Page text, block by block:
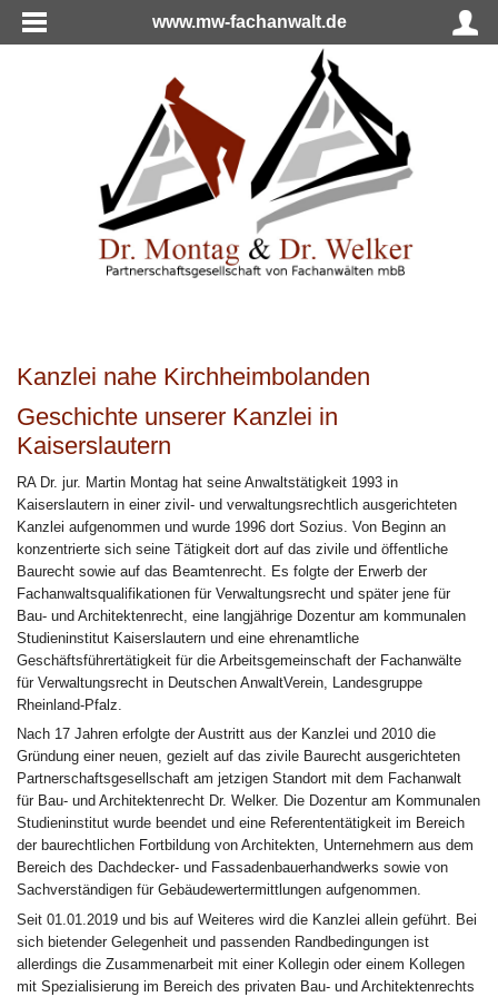
www.mw-fachanwalt.de
Kanzlei nahe Kirchheimbolanden
Geschichte unserer Kanzlei in
Kaiserslautern
RA Dr. jur. Martin Montag hat seine Anwaltstätigkeit 1993 in
Kaiserslautern in einer zivil- und verwaltungsrechtlich ausgerichteten
Kanzlei aufgenommen und wurde 1996 dort Sozius. Von Beginn an
konzentrierte sich seine Tätigkeit dort auf das zivile und öffentliche
Baurecht sowie auf das Beamtenrecht. Es folgte der Erwerb der
Fachanwaltsqualifikationen für Verwaltungsrecht und später jene für
Bau- und Architektenrecht, eine langjährige Dozentur am kommunalen
Studieninstitut Kaiserslautern und eine ehrenamtliche
Geschäftsführertätigkeit für die Arbeitsgemeinschaft der Fachanwälte
für Verwaltungsrecht in Deutschen AnwaltVerein, Landesgruppe
Rheinland-Pfalz.
Nach 17 Jahren erfolgte der Austritt aus der Kanzlei und 2010 die
Gründung einer neuen, gezielt auf das zivile Baurecht ausgerichteten
Partnerschaftsgesellschaft am jetzigen Standort mit dem Fachanwalt
für Bau- und Architektenrecht Dr. Welker. Die Dozentur am Kommunalen
Studieninstitut wurde beendet und eine Referententätigkeit im Bereich
der baurechtlichen Fortbildung von Architekten, Unternehmern aus dem
Bereich des Dachdecker- und Fassadenbauerhandwerks sowie von
Sachverständigen für Gebäudewertermittlungen aufgenommen.
Seit 01.01.2019 und bis auf Weiteres wird die Kanzlei allein geführt. Bei
sich bietender Gelegenheit und passenden Randbedingungen ist
allerdings die Zusammenarbeit mit einer Kollegin oder einem Kollegen
mit Spezialisierung im Bereich des privaten Bau- und Architektenrechts